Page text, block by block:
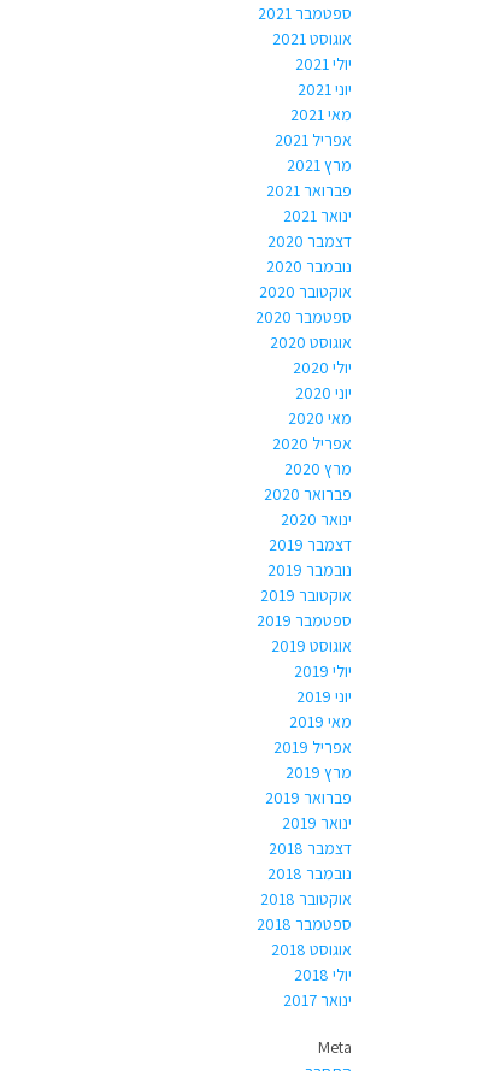
ספטמבר 2021
אוגוסט 2021
יולי 2021
יוני 2021
מאי 2021
אפריל 2021
מרץ 2021
פברואר 2021
ינואר 2021
דצמבר 2020
נובמבר 2020
אוקטובר 2020
ספטמבר 2020
אוגוסט 2020
יולי 2020
יוני 2020
מאי 2020
אפריל 2020
מרץ 2020
פברואר 2020
ינואר 2020
דצמבר 2019
נובמבר 2019
אוקטובר 2019
ספטמבר 2019
אוגוסט 2019
יולי 2019
יוני 2019
מאי 2019
אפריל 2019
מרץ 2019
פברואר 2019
ינואר 2019
דצמבר 2018
נובמבר 2018
אוקטובר 2018
ספטמבר 2018
אוגוסט 2018
יולי 2018
ינואר 2017
Meta